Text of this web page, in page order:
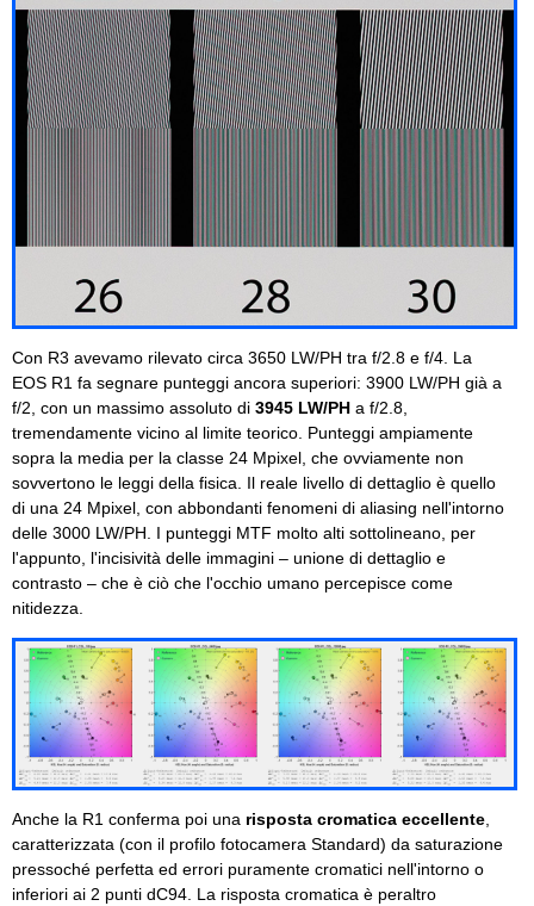
Con R3 avevamo rilevato circa 3650 LW/PH tra f/2.8 e f/4. La
EOS R1 fa segnare punteggi ancora superiori: 3900 LW/PH già a
f/2, con un massimo assoluto di 3945 LW/PH a f/2.8,
tremendamente vicino al limite teorico. Punteggi ampiamente
sopra la media per la classe 24 Mpixel, che ovviamente non
sovvertono le leggi della fisica. Il reale livello di dettaglio è quello
di una 24 Mpixel, con abbondanti fenomeni di aliasing nell'intorno
delle 3000 LW/PH. I punteggi MTF molto alti sottolineano, per
l'appunto, l'incisività delle immagini – unione di dettaglio e
contrasto – che è ciò che l'occhio umano percepisce come
nitidezza.
Anche la R1 conferma poi una risposta cromatica eccellente
caratterizzata (con il profilo fotocamera Standard) da saturazione
pressoché perfetta ed errori puramente cromatici nell'intorno o
inferiori ai 2 punti dC94. La risposta cromatica è peraltro